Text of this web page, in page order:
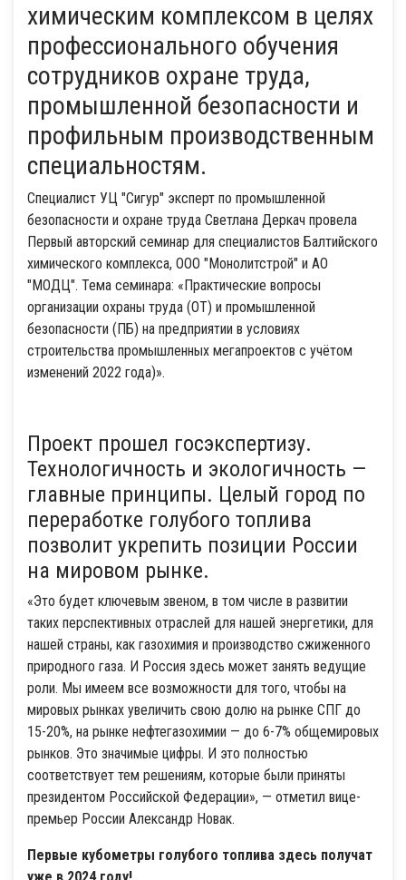
химическим комплексом в целях
профессионального обучения
сотрудников охране труда,
промышленной безопасности и
профильным производственным
специальностям.
Специалист УЦ "Сигур" эксперт по промышленной
безопасности и охране труда Светлана Деркач провела
Первый авторский семинар для специалистов Балтийского
химического комплекса, ООО "Монолитстрой" и АО
"МОДЦ". Тема семинара: «Практические вопросы
организации охраны труда (ОТ) и промышленной
безопасности (ПБ) на предприятии в условиях
строительства промышленных мегапроектов с учётом
изменений 2022 года)».
Проект прошел госэкспертизу.
Технологичность и экологичность —
главные принципы. Целый город по
переработке голубого топлива
позволит укрепить позиции России
на мировом рынке.
«Это будет ключевым звеном, в том числе в развитии
таких перспективных отраслей для нашей энергетики, для
нашей страны, как газохимия и производство сжиженного
природного газа. И Россия здесь может занять ведущие
роли. Мы имеем все возможности для того, чтобы на
мировых рынках увеличить свою долю на рынке СПГ до
15-20%, на рынке нефтегазохимии — до 6-7% общемировых
рынков. Это значимые цифры. И это полностью
соответствует тем решениям, которые были приняты
президентом Российской Федерации», — отметил вице-
премьер России Александр Новак.
Первые кубометры голубого топлива здесь получат